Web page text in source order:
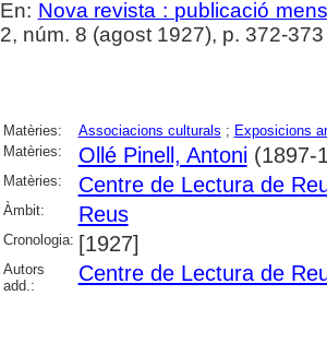
En: Nova revista : publicació
2, núm. 8 (agost 1927), p. 372-373
Matèries: Associacions culturals ; Exposicions
Matèries:
Ollé Pinell, Antoni(1897-
Matèries: Centre de Lectura de
Àmbit: Reus
Cronologia: [1927]
Autors
add.:
Centre de Lectura de